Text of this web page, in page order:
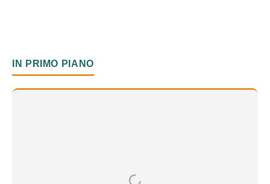
IN PRIMO PIANO